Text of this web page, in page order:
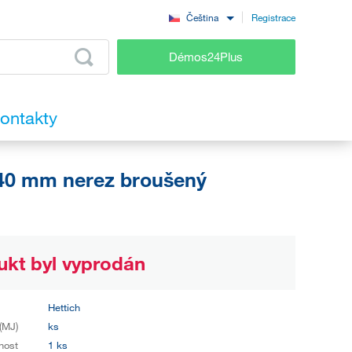
Čeština Registrace
Démos24Plus
mm nerez broušený
byl vyprodán
Hettich
ks
1 ks